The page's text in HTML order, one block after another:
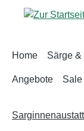
Hauptinhalt
Zur Suche
Zur
Home Särge &
Angebote Sale